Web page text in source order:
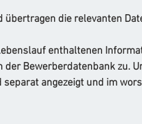
die relevanten
enthaltenen
Bewerberdatenbank zu.
angezeigt und im